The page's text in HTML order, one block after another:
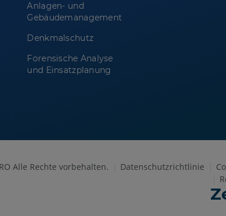
Anlagen- und
Gebäudemanagement
Denkmalschutz
Forensische Analyse
und Einsatzplanung
Alle Rechte vorbehalten. Datenschutzrichtlinie